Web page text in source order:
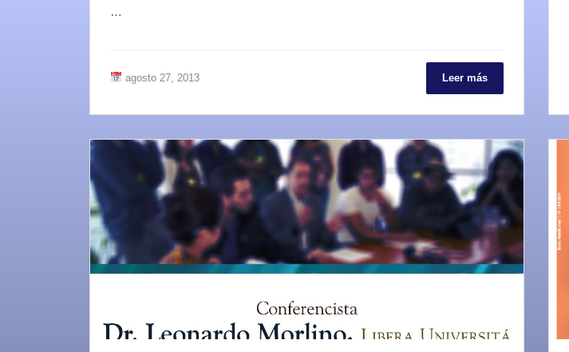
…
agosto 27, 2013 Leer más